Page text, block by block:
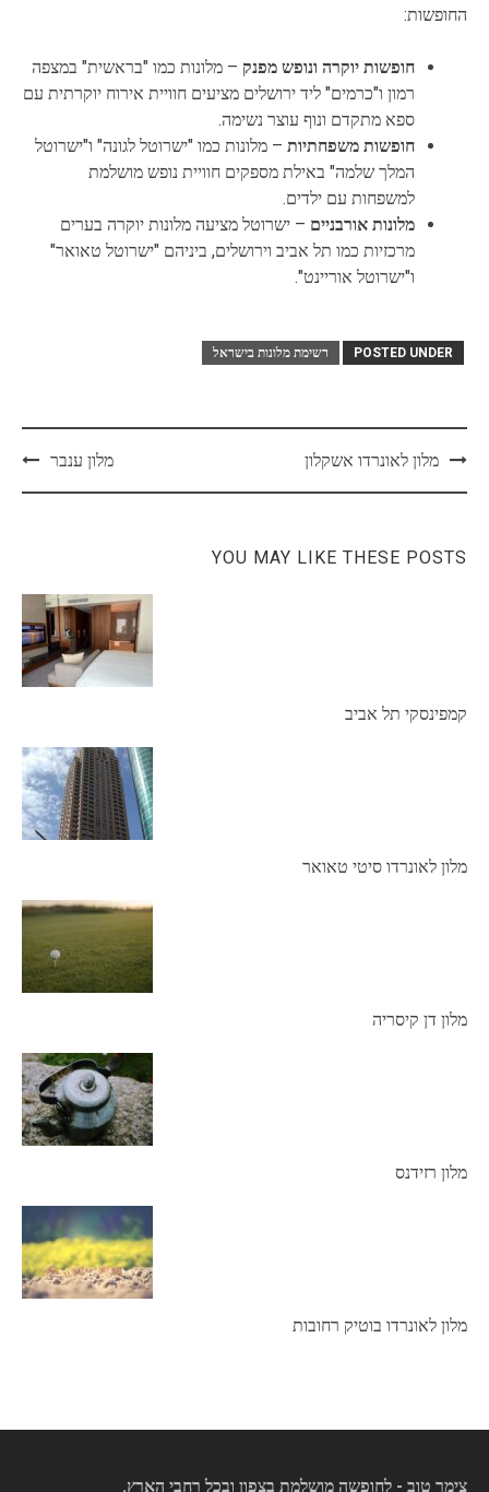
החופשות:
חופשות יוקרה ונופש מפנק – מלונות כמו "בראשית" במצפה
רמון ו"כרמים" ליד ירושלים מציעים חוויית אירוח יוקרתית עם
ספא מתקדם ונוף עוצר נשימה.
חופשות משפחתיות – מלונות כמו "ישרוטל לגונה" ו"ישרוטל
המלך שלמה" באילת מספקים חוויית נופש מושלמת
למשפחות עם ילדים.
מלונות אורבניים – ישרוטל מציעה מלונות יוקרה בערים
מרכזיות כמו תל אביב וירושלים, ביניהם "ישרוטל טאואר"
ו"ישרוטל אוריינט".
POSTED UNDER רשימת מלונות בישראל
Postמלון לאונרדו אשקלון מלון ענבר
YOU MAY LIKE THESE POSTS
קמפינסקי תל אביב
מלון לאונרדו סיטי טאואר
מלון דן קיסריה
מלון רזידנס
מלון לאונרדו בוטיק רחובות
צימר טוב - לחופשה מושלמת בצפון ובכל רחבי הארץ.